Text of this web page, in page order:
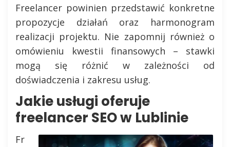
Freelancer powinien przedstawić konkretne
propozycje działań oraz harmonogram
realizacji projektu. Nie zapomnij również o
omówieniu kwestii finansowych – stawki
mogą się różnić w zależności od
doświadczenia i zakresu usług.
Jakie usługi oferuje
freelancer SEO w Lublinie
Fr